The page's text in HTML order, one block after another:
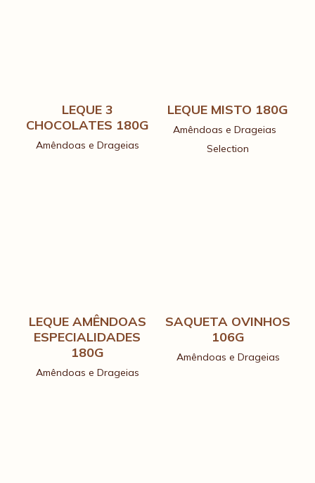
Amêndoas e Drageias
LEQUE 3
CHOCOLATES 180G
Amêndoas e Drageias
Selection
LEQUE MISTO 180G
Amêndoas e Drageias
LEQUE AMÊNDOAS
ESPECIALIDADES
180G
Amêndoas e Drageias
SAQUETA OVINHOS
106G